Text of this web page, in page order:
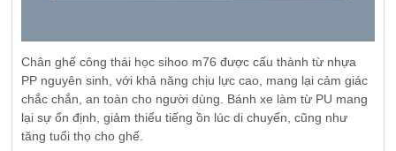
Chân ghế công thái học sihoo m76 được cấu thành từ nhựa
PP nguyên sinh, với khả năng chịu lực cao, mang lại cảm giác
chắc chắn, an toàn cho người dùng. Bánh xe làm từ PU mang
lại sự ổn định, giảm thiểu tiếng ồn lúc di chuyển, cũng như
tăng tuổi thọ cho ghế.